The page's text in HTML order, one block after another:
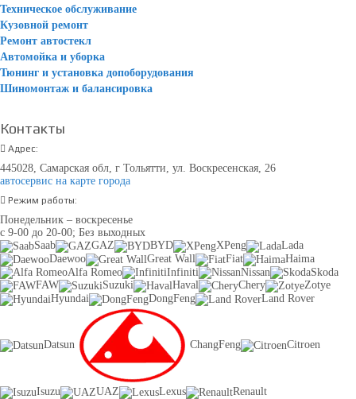
Техническое обслуживание
Кузовной ремонт
Ремонт автостекл
Автомойка и уборка
Тюнинг и установка допоборудования
Шиномонтаж и балансировка
Контакты
Адрес:
445028, Самарская обл, г Тольятти, ул. Воскресенская, 26
автосервис на карте города
Режим работы:
Понедельник – воскресенье
с 9-00 до 20-00; Без выходных
Saab
GAZ BYD XPeng
Lada
Daewoo
Great Wall Fiat
Haima
Alfa Romeo
Infiniti Nissan
Skoda
FAW
Suzuki Haval Chery
Zotye
Hyundai
DongFeng Land Rover
Datsun ChangFeng Citroen
Isuzu UAZ Lexus
Renault